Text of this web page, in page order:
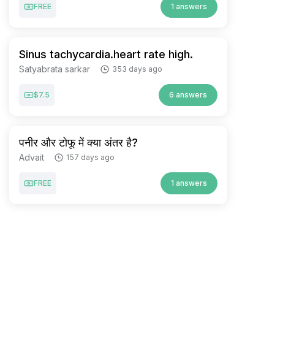
FREE 1 answers
Sinus tachycardia.heart rate high.
Satyabrata sarkar 353 days ago
$7.5 6 answers
पनीर और टोफू में क्या अंतर है?
Advait 157 days ago
FREE 1 answers